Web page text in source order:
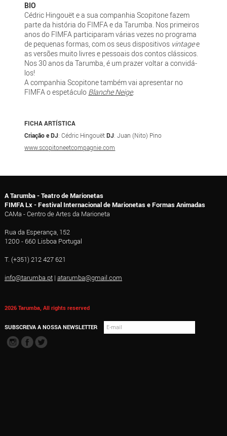
BIO
Cédric Hingouët e a sua companhia Scopitone fazem
parte da história do FIMFA e da Tarumba. Nos primeiros
anos do FIMFA participaram várias vezes no programa
de pequenas formas, com os seus dispositivos vintagee
as versões muito livres e pessoais dos contos clássicos.
Nos 30 anos da Tarumba, é um prazer voltar a convidá-
los!
A companhia Scopitone também vai apresentar no
FIMFA o espetáculo Blanche Neige.
FICHA ARTÍSTICA
Criação e DJ: Cédric HingouëtDJ: Juan (Nito) Pino
www.scopitoneetcompagnie.com
A Tarumba - Teatro de Marionetas
FIMFA Lx - Festival Internacional de Marionetas e Formas Animadas
CAMa - Centro de Artes da Marioneta
Rua da Esperança, 152
1200 - 660 Lisboa Portugal
T. (+351) 212 427 621
info@tarumba.pt| atarumba@gmail.com
2026 Tarumba, All rights reserved
SUBSCREVA A NOSSA NEWSLETTER